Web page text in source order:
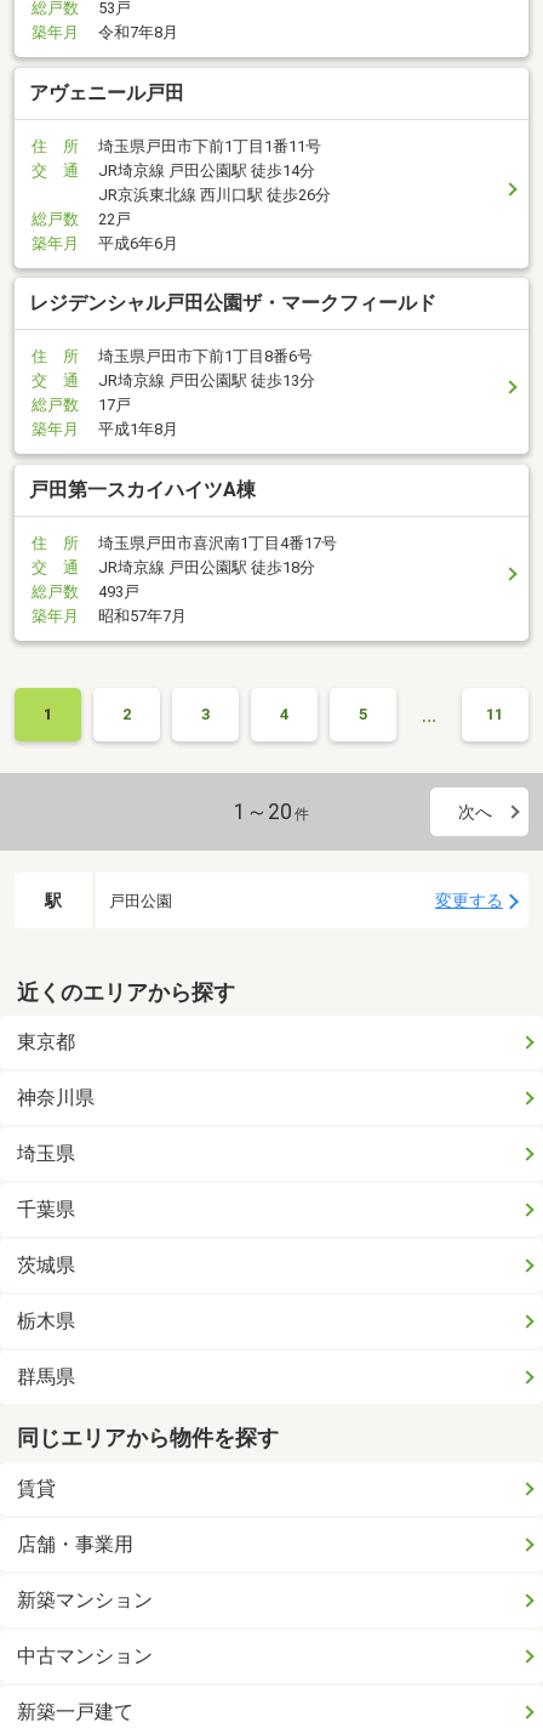
総戸数
53戸
築年月
令和7年8月
アヴェニール戸田
住 所
埼玉県戸田市下前1丁目1番11号
交 通
JR埼京線 戸田公園駅 徒歩14分
JR京浜東北線 西川口駅 徒歩26分
総戸数
22戸
築年月
平成6年6月
レジデンシャル戸田公園ザ・マークフィールド
住 所
埼玉県戸田市下前1丁目8番6号
交 通
JR埼京線 戸田公園駅 徒歩13分
総戸数
17戸
築年月
平成1年8月
戸田第一スカイハイツA棟
住 所
埼玉県戸田市喜沢南1丁目4番17号
交 通
JR埼京線 戸田公園駅 徒歩18分
総戸数
493戸
築年月
昭和57年7月
1 2 3 4 5 … 11
1～20 件 次へ
駅 戸田公園 変更する
近くのエリアから探す
東京都
神奈川県
埼玉県
千葉県
茨城県
栃木県
群馬県
同じエリアから物件を探す
賃貸
店舗・事業用
新築マンション
中古マンション
新築一戸建て